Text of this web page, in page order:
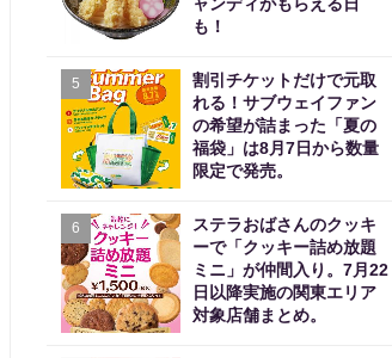
も！
5
割引チケットだけで元取
れる！サブウェイファン
の希望が詰まった「夏の
福袋」は8月7日から数量
限定で発売。
6
ステラおばさんのクッキ
ーで「クッキー詰め放題
ミニ」が仲間入り。7月22
日以降実施の関東エリア
対象店舗まとめ。